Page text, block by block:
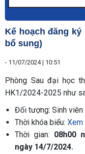
Kế hoạch đăng ký
bổ sung)
- 11/07/2024 | 10:51
Phòng Sau đại học
HK1/2024-2025 như
Đối tượng: Sinh
Thời khóa biểu: Xem
Thời gian: 08h00
ngày 14/7/2024.